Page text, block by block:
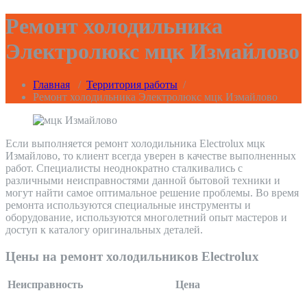
Ремонт холодильника
Электролюкс мцк Измайлово
Главная / Территория работы /
Ремонт холодильника Электролюкс мцк Измайлово
Если выполняется ремонт холодильника Electrolux мцк
Измайлово, то клиент всегда уверен в качестве выполненных
работ. Специалисты неоднократно сталкивались с
различными неисправностями данной бытовой техники и
могут найти самое оптимальное решение проблемы. Во время
ремонта используются специальные инструменты и
оборудование, используются многолетний опыт мастеров и
доступ к каталогу оригинальных деталей.
Цены на ремонт холодильников Electrolux
Неисправность
Цена